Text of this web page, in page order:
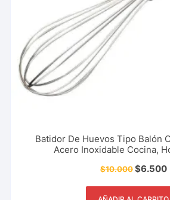
Batidor De Huevos Tipo Balón
Acero Inoxidable Cocina,
$10.000$6.500